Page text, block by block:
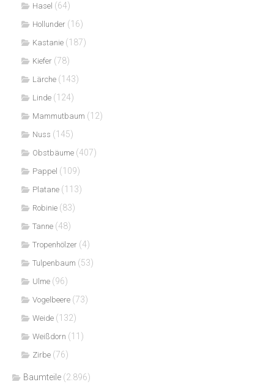
Hasel (64)
Hollunder (16)
Kastanie (187)
Kiefer (78)
Lärche (143)
Linde (124)
Mammutbaum (12)
Nuss (145)
Obstbäume (407)
Pappel (109)
Platane (113)
Robinie (83)
Tanne (48)
Tropenhölzer (4)
Tulpenbaum (53)
Ulme (96)
Vogelbeere (73)
Weide (132)
Weißdorn (11)
Zirbe (76)
Baumteile (2.896)